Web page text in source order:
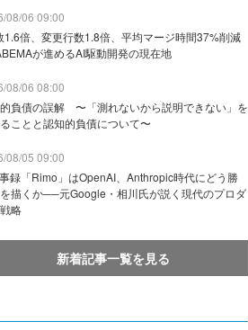
08/06 09:00
1.6倍、変更行数1.8倍、平均マージ時間37%削減
が進めるAI駆動開発の現在地
08/06 08:00
負債の誤解 〜「測れないから説明できない」を
ことと認知的負債について〜
08/05 09:00
録「Rimo」はOpenAI、Anthropic時代にどう勝
描くか──元Google・相川氏が説く現代のプロダ
略
新着記事一覧を見る